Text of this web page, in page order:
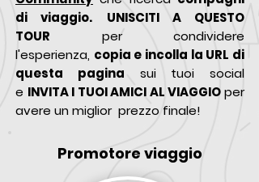
di viaggio.
UNISCITI A QUESTO
TOUR per condividere
l'esperienza, copia e incolla la URL di
questa pagina sui tuoi social
e INVITA I TUOI AMICI AL VIAGGIOper
avere un miglior prezzo finale!
Promotore viaggio